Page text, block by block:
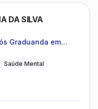
DA SILVA
Graduanda em
Saúde Mental